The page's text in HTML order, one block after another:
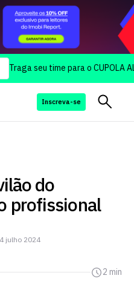
time para o CUPOLA Aluguel
Inscreva-se
do
profissional
julho 2024
2 min